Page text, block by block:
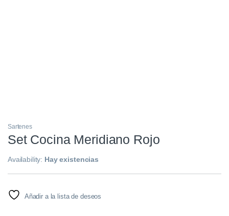
Sartenes
Set Cocina Meridiano Rojo
Availability: Hay existencias
Añadir a la lista de deseos